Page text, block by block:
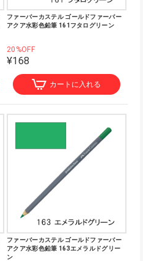
ファーバーカステル ゴールドファーバー
アクア水彩色鉛筆 161フタログリーン
20%OFF
¥168
カートに入れる
ファーバーカステル ゴールドファーバー
アクア水彩色鉛筆 163エメラルドグリー
ン